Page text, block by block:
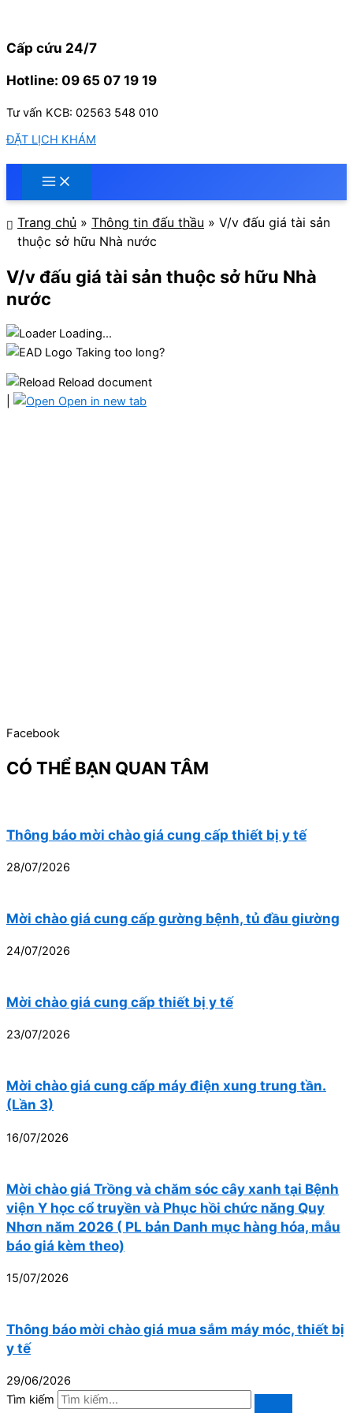
nội
Cấp cứu 24/7
Hotline: 09 65 07 19 19
Tư vấn KCB: 02563 548 010
ĐẶT LỊCH KHÁM
Trang chủ » Thông tin đấu thầu » V/v đấu giá tài sản
thuộc sở hữu Nhà nước
V/v đấu giá tài sản thuộc sở hữu Nhà
nước
Loading...
Taking too long?
Reload document
Open in new tab
Facebook
CÓ THỂ BẠN QUAN TÂM
Thông báo mời chào giá cung cấp thiết bị y tế
28/07/2026
Mời chào giá cung cấp gường bệnh, tủ đầu giường
24/07/2026
Mời chào giá cung cấp thiết bị y tế
23/07/2026
Mời chào giá cung cấp máy điện xung trung tần.
(Lần 3)
16/07/2026
Mời chào giá Trồng và chăm sóc cây xanh tại Bệnh
viện Y học cổ truyền và Phục hồi chức năng Quy
Nhơn năm 2026 ( PL bản Danh mục hàng hóa, mẫu
báo giá kèm theo)
15/07/2026
Thông báo mời chào giá mua sắm máy móc, thiết bị
y tế
29/06/2026
Tìm kiếm